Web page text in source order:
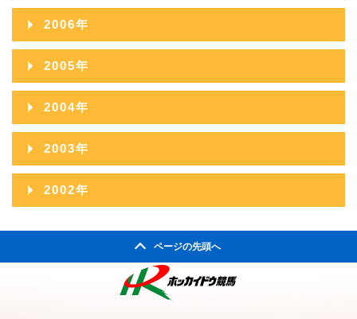
2016年01月
2015年02月
2015年01月
2014年03月
2014年02月
2014年01月
2013年03月
2013年02月
2013年01月
2012年06月
2012年05月
2012年03月
2012年02月
2012年01月
2011年07月
2011年06月
2011年05月
2011年03月
2011年02月
2010年08月
2010年07月
2010年06月
2010年05月
2010年03月
2010年01月
2009年09月
2009年08月
2009年07月
2009年06月
2009年05月
2009年03月
2008年11月
2008年10月
2008年09月
2008年08月
2008年07月
2008年06月
2008年05月
2007年12月
2007年11月
2007年10月
2007年09月
2007年08月
2007年07月
2006年
2006年12月
2006年11月
2006年10月
2006年09月
2006年08月
2005年
2005年12月
2005年11月
2005年10月
2005年09月
2005年08月
2005年07月
2004年
2004年12月
2004年11月
2004年10月
2003年
2003年12月
2002年
ページの先頭へ